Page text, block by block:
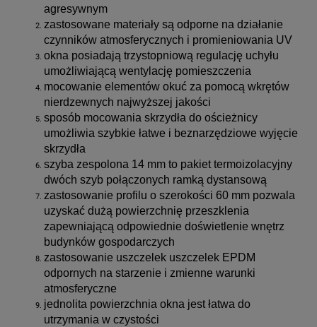
agresywnym
zastosowane materiały są odporne na działanie
czynników atmosferycznych i promieniowania UV
okna posiadają trzystopniową regulację uchyłu
umożliwiającą wentylację pomieszczenia
mocowanie elementów okuć za pomocą wkrętów
nierdzewnych najwyższej jakości
sposób mocowania skrzydła do ościeżnicy
umożliwia szybkie łatwe i beznarzędziowe wyjęcie
skrzydła
szyba zespolona 14 mm to pakiet termoizolacyjny
dwóch szyb połączonych ramką dystansową
zastosowanie profilu o szerokości 60 mm pozwala
uzyskać dużą powierzchnię przeszklenia
zapewniającą odpowiednie doświetlenie wnętrz
budynków gospodarczych
zastosowanie uszczelek uszczelek EPDM
odpornych na starzenie i zmienne warunki
atmosferyczne
jednolita powierzchnia okna jest łatwa do
utrzymania w czystości